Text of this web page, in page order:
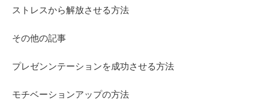
ストレスから解放させる方法
その他の記事
プレゼンンテーションを成功させる方法
モチベーションアップの方法